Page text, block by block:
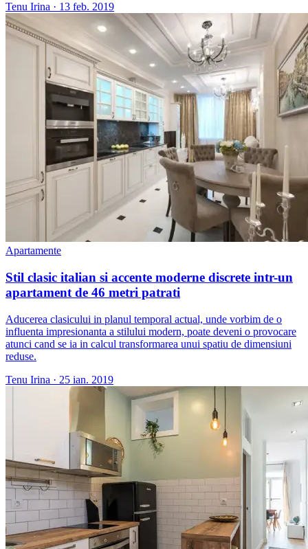
Tenu Irina · 13 feb. 2019
Apartamente
Stil clasic italian si accente moderne discrete intr-un
apartament de 46 metri patrati
Aducerea clasicului in planul temporal actual, unde vorbim de o
influenta impresionanta a stilului modern, poate deveni o provocare
atunci cand se ia in calcul transformarea unui spatiu de dimensiuni
reduse.
Tenu Irina · 25 ian. 2019